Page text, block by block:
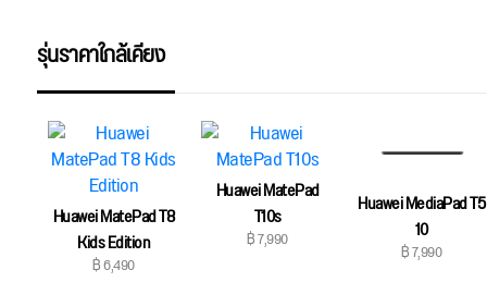
รุ่นราคาใกล้เคียง
Huawei MatePad T8
Kids Edition
฿ 6,490
Huawei MatePad
T10s
฿ 7,990
Huawei MediaPad T5
10
฿ 7,990